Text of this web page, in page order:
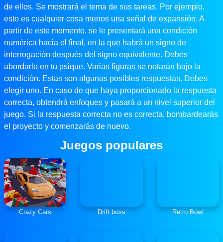
de ellos. Se mostrará el tema de sus tareas. Por ejemplo,
esto es cualquier cosa menos una señal de expansión. A
partir de este momento, se le presentará una condición
numérica hacia el final, en la que habrá un signo de
interrogación después del signo equivalente. Debes
abordarlo en tu psique. Varias figuras se notarán bajo la
condición. Estas son algunas posibles respuestas. Debes
elegir uno. En caso de que haya proporcionado la respuesta
correcta, obtendrá enfoques y pasará a un nivel superior del
juego. Si la respuesta correcta no es correcta, bombardearás
el proyecto y comenzarás de nuevo.
Juegos populares
Crazy Cars Drift boss Retro Bowl